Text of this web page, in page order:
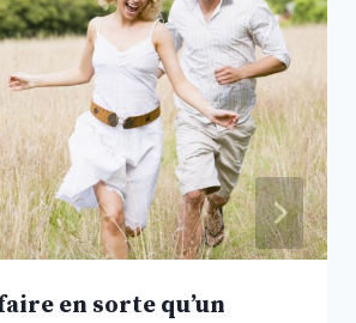
en sorte qu’un